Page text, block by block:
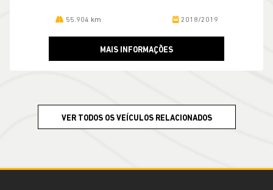
55.904 km 2018/2019
MAIS INFORMAÇÕES
VER TODOS OS VEÍCULOS RELACIONADOS